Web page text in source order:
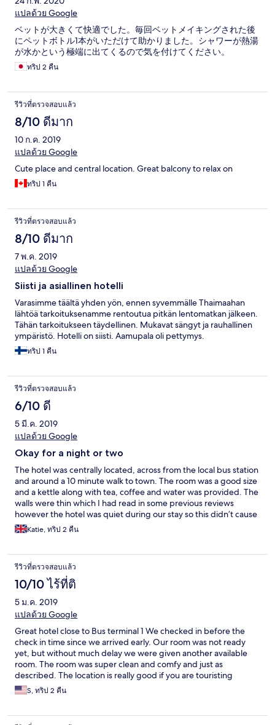
แปลด้วย Google
ベットが大きくて快適でした。毎回ベットメイキングされた後
にペットボトル1本がいただけて助かりました。シャワーが熱湯
が水かという極端に出てくるので気を付けてください。
ทริป 2 คืน
รีวิวที่ตรวจสอบแล้ว
8/10 ดีมาก
10 ก.ค. 2019
แปลด้วย Google
Cute place and central location. Great balcony to relax on
ทริป 1 คืน
รีวิวที่ตรวจสอบแล้ว
8/10 ดีมาก
7 พ.ค. 2019
แปลด้วย Google
Siisti ja asiallinen hotelli
Varasimme täältä yhden yön, ennen syvemmälle Thaimaahan
lähtöä tarkoituksenamme rentoutua pitkän lentomatkan jälkeen.
Tähän tarkoitukseen täydellinen. Mukavat sängyt ja rauhallinen
ympäristö. Hotelli on siisti. Aamupala oli pettymys.
ทริป 1 คืน
รีวิวที่ตรวจสอบแล้ว
6/10 ดี
5 มี.ค. 2019
แปลด้วย Google
Okay for a night or two
The hotel was centrally located, across from the local bus station
and around a 10 minute walk to town. The room was a good size
and a kettle along with tea, coffee and water was provided. The
walls were thin which I had read in some previous reviews
however the hotel was quiet during our stay so this didn’t cause
much of an issue. Although the room provides a tv it does not
have many English channels. One big downside was the WiFi, it
Buffet style with a few western and Asian options, however with
the hotel being quiet and me preferring a slightly later start to
the day this was often not hot. All in all this is an okay option for a
night or two, the rooms were clean and it’s location is good.
Katie, ทริป 2 คืน
รีวิวที่ตรวจสอบแล้ว
10/10 ไร้ที่ติ
5 ม.ค. 2019
แปลด้วย Google
Great hotel close to Bus terminal 1 We checked in before the
check in time since we arrived early. Our room was not ready
yet, but without much delay we were given another available
room. The room was super clean and comfy and just as
described. The location is really good if you are touristing
around Phuket town. Ferry pier is 10mins on taxi. Bus terminal 1 is
2 minutes walk from the hotel. From there we took buses to
the hotel that serves delicous and yet cheap Thai food and the
S, ทริป 2 คืน